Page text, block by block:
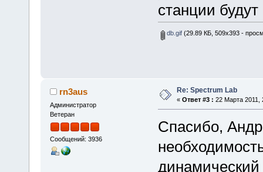
станции
db.gif(29.89 КБ, 509x393 -
rn3aus
Администратор
Ветеран
Сообщений: 3936
Re: Spectrum Lab
« Ответ #3 : 22 Марта 2011,
Спасибо,